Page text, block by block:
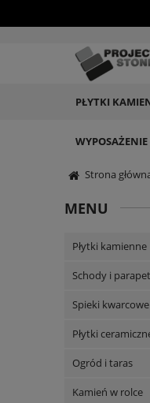
PŁYTKI
Strona
MENU
Płytki kamienne
Schody i
Spieki kwarcowe
Płytki
Ogród i taras
Kamień w rolce